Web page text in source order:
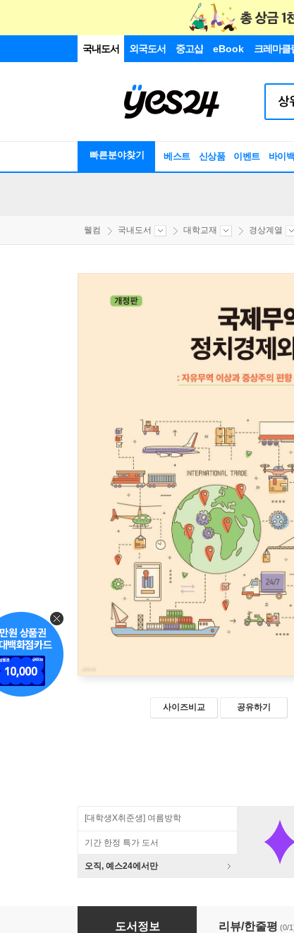
국내도서 외국도서 중고샵 eBook 크레마클
빠른분야찾기 베스트 신상품 이벤트 바이백
웰컴 국내도서 대학교재 경상계열
사이즈비교 공유하기
[대학생X취준생] 여름방학
기간 한정 특가 도서
오직, 예스24에서만
국제무역의 정치경제와 법
도서정보 리뷰/한줄평 (0/